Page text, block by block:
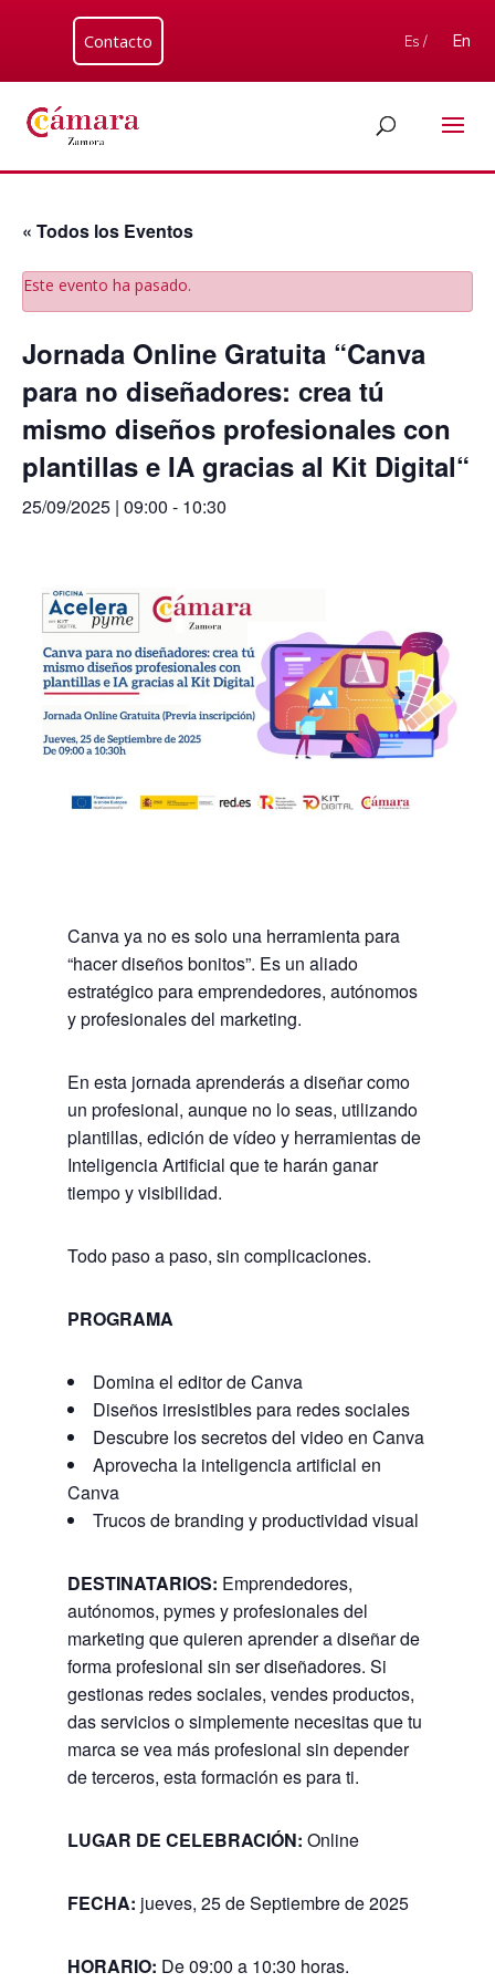
Contacto Es / En
« Todos los Eventos
Este evento ha pasado.
Jornada Online Gratuita “Canva
para no diseñadores: crea tú
mismo diseños profesionales con
plantillas e IA gracias al Kit Digital“
25/09/2025 | 09:00 - 10:30
Canva ya no es solo una herramienta para
“hacer diseños bonitos”. Es un aliado
estratégico para emprendedores, autónomos
y profesionales del marketing.
En esta jornada aprenderás a diseñar como
un profesional, aunque no lo seas, utilizando
plantillas, edición de vídeo y herramientas de
Inteligencia Artificial que te harán ganar
tiempo y visibilidad.
Todo paso a paso, sin complicaciones.
PROGRAMA
Domina el editor de Canva
Diseños irresistibles para redes sociales
Descubre los secretos del video en Canva
Aprovecha la inteligencia artificial en
Canva
Trucos de branding y productividad visual
DESTINATARIOS: Emprendedores,
autónomos, pymes y profesionales del
marketing que quieren aprender a diseñar de
forma profesional sin ser diseñadores. Si
gestionas redes sociales, vendes productos,
das servicios o simplemente necesitas que tu
marca se vea más profesional sin depender
de terceros, esta formación es para ti.
LUGAR DE CELEBRACIÓN: Online
FECHA: jueves, 25 de Septiembre de 2025
HORARIO: De 09:00 a 10:30 horas.